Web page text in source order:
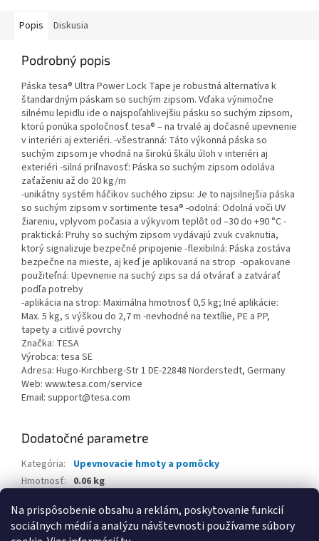
Na prispôsobenie obsahu a reklám, poskytovanie funkcií
sociálnych médií a analýzu návštevnosti používame súbory
Popis Diskusia
Podrobný popis
Páska tesa® Ultra Power Lock Tape je robustná alternatíva k
štandardným páskam so suchým zipsom. Vďaka výnimočne
silnému lepidlu ide o najspoľahlivejšiu pásku so suchým zipsom,
ktorú ponúka spoločnosť tesa® – na trvalé aj dočasné upevnenie
v interiéri aj exteriéri. -všestranná: Táto výkonná páska so
suchým zipsom je vhodná na širokú škálu úloh v interiéri aj
exteriéri -silná priľnavosť: Páska so suchým zipsom odoláva
zaťaženiu až do 20 kg/m
-unikátny systém háčikov suchého zipsu: Je to najsilnejšia páska
so suchým zipsom v sortimente tesa® -odolná: Odolná voči UV
žiareniu, vplyvom počasia a výkyvom teplôt od –30 do +90 °C -
praktická: Pruhy so suchým zipsom vydávajú zvuk cvaknutia,
ktorý signalizuje bezpečné pripojenie -flexibilná: Páska zostáva
bezpečne na mieste, aj keď je aplikovaná na strop -opakovane
použiteľná: Upevnenie na suchý zips sa dá otvárať a zatvárať
podľa potreby
-aplikácia na strop: Maximálna hmotnosť 0,5 kg; Iné aplikácie:
Max. 5 kg, s výškou do 2,7 m -nevhodné na textílie, PE a PP,
tapety a citlivé povrchy
Značka: TESA
Výrobca: tesa SE
Adresa: Hugo-Kirchberg-Str 1 DE-22848 Norderstedt, Germany
Web: www.tesa.com/service
Email: support@tesa.com
Dodatočné parametre
Kategória:
Upevnovacie hmoty a pomôcky
Hmotnosť: 0.06 kg